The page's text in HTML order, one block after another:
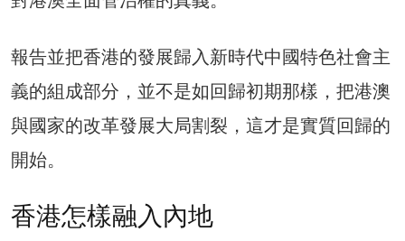
報告並把香港的發展歸入新時代中國特色社會主
義的組成部分，並不是如回歸初期那樣，把港澳
與國家的改革發展大局割裂，這才是實質回歸的
開始。
香港怎樣融入內地